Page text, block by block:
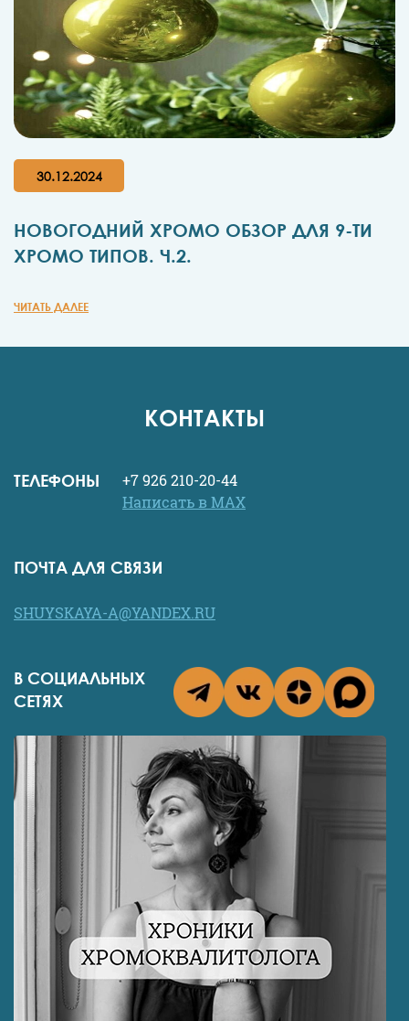
30.12.2024
НОВОГОДНИЙ ХРОМО ОБЗОР ДЛЯ 9-ТИ
ХРОМО ТИПОВ. Ч.2.
ЧИТАТЬ ДАЛЕЕ
КОНТАКТЫ
ТЕЛЕФОНЫ
+7 926 210-20-44
Написать в MAX
ПОЧТА ДЛЯ СВЯЗИ
SHUYSKAYA-A@YANDEX.RU
В СОЦИАЛЬНЫХ
СЕТЯХ